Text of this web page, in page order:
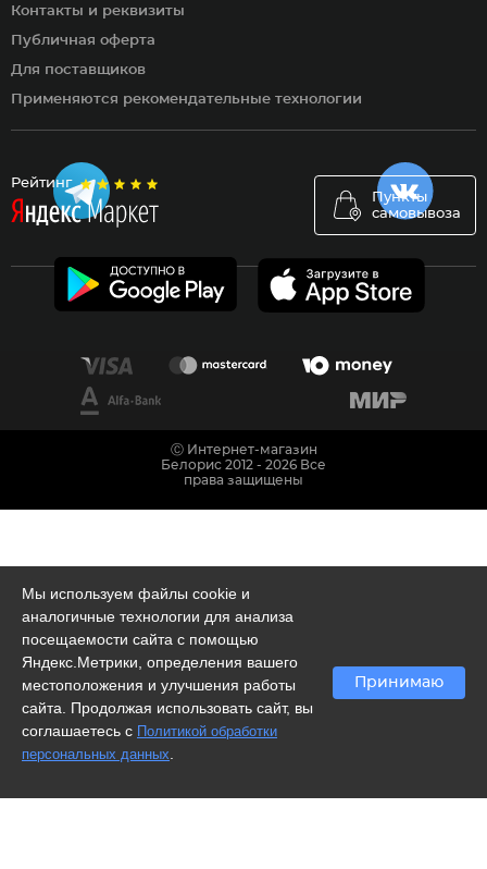
Рейтинг
Пункты
самовывоза
Контакты и реквизиты
Публичная оферта
Для поставщиков
Применяются рекомендательные технологии
Мы используем файлы cookie и
аналогичные технологии для анализа
посещаемости сайта с помощью
Яндекс.Метрики, определения вашего
местоположения и улучшения работы
сайта. Продолжая использовать сайт, вы
соглашаетесь с Политикой обработки
персональных данных
Принимаю
Ⓒ Интернет-магазин
Белорис 2012 - 2026 Все
права защищены